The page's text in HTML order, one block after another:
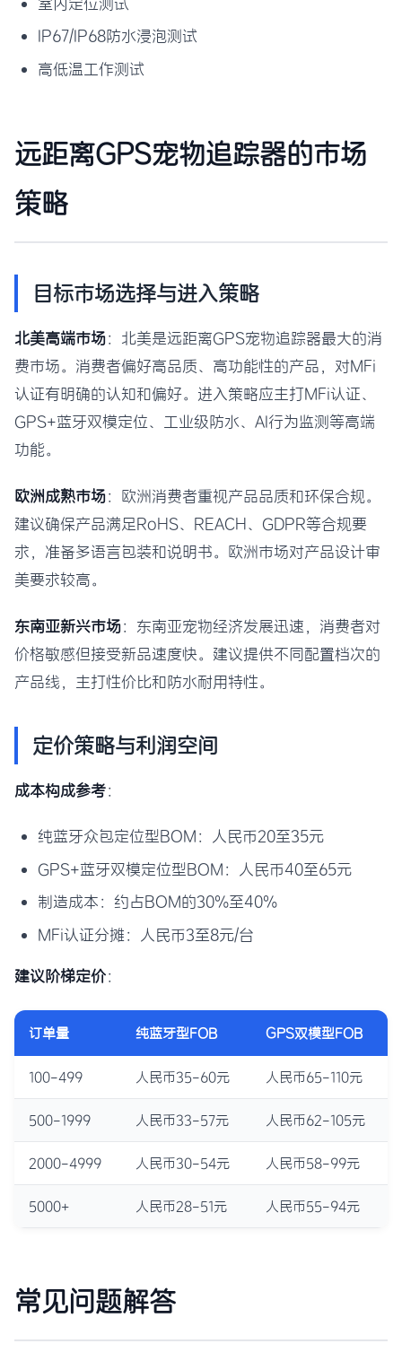
IP67/IP68防水浸泡测试
高低温工作测试
远距离GPS宠物追踪器的市场
策略
目标市场选择与进入策略
北美高端市场：北美是远距离GPS宠物追踪器最大的消
费市场。消费者偏好高品质、高功能性的产品，对MFi
认证有明确的认知和偏好。进入策略应主打MFi认证、
GPS+蓝牙双模定位、工业级防水、AI行为监测等高端
功能。
欧洲成熟市场：欧洲消费者重视产品品质和环保合规。
建议确保产品满足RoHS、REACH、GDPR等合规要
求，准备多语言包装和说明书。欧洲市场对产品设计审
美要求较高。
东南亚新兴市场：东南亚宠物经济发展迅速，消费者对
价格敏感但接受新品速度快。建议提供不同配置档次的
产品线，主打性价比和防水耐用特性。
定价策略与利润空间
成本构成参考：
纯蓝牙众包定位型BOM：人民币20至35元
GPS+蓝牙双模定位型BOM：人民币40至65元
制造成本：约占BOM的30%至40%
MFi认证分摊：人民币3至8元/台
建议阶梯定价：
订单量 纯蓝牙型FOB GPS双模型FOB
100-499 人民币35-60元 人民币65-110元
500-1999 人民币33-57元 人民币62-105元
2000-4999 人民币30-54元 人民币58-99元
5000+ 人民币28-51元 人民币55-94元
常见问题解答